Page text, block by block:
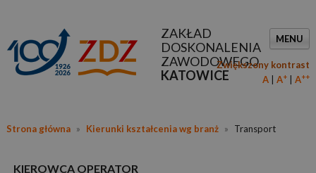
ZAKŁAD
DOSKONALENIA
ZAWODOWEGO
KATOWICE
MENU
Zwiększony kontrast
A
A+ A++
Strona główna » Kierunki kształcenia wg branż » Transport
KIEROWCA OPERATOR